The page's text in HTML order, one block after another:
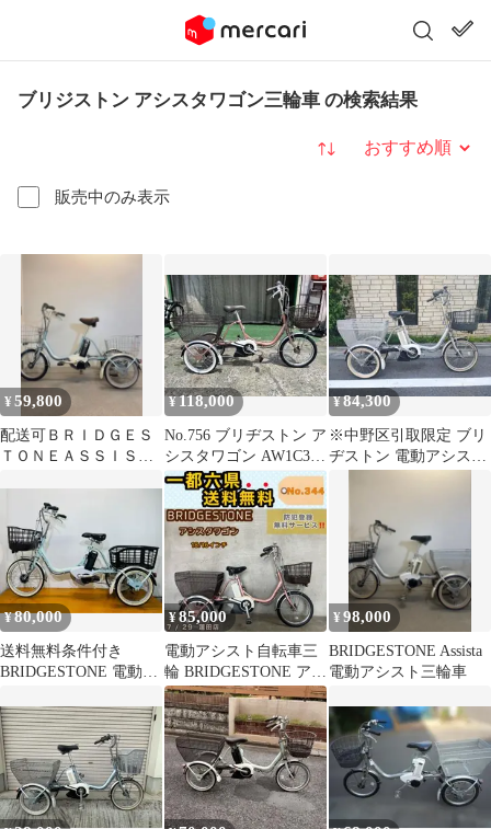
ブリジストン アシスタワゴン三輪車 の検索結果
販売中のみ表示
並び替え
¥59,800
配送可ＢＲＩＤＧＥＳ
ＴＯＮＥＡＳＳＩＳＴ
¥118,000
No.756 ブリヂストン ア
シスタワゴン AW1C38
整備済み
¥84,300
※中野区引取限定 ブリ
ヂストン 電動アシスト
¥80,000
送料無料条件付き
BRIDGESTONE 電動ア
(18/16型)
¥85,000
電動アシスト自転車三
輪 BRIDGESTONE アシ
スタワゴン 18/16インチ
¥98,000
BRIDGESTONE Assista
電動アシスト三輪車